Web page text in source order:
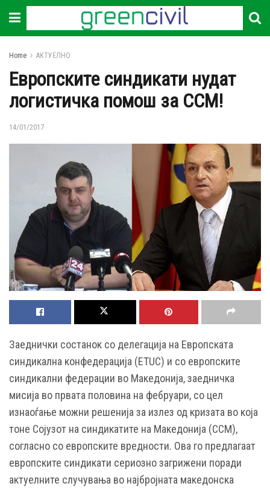
Home АКТУЕЛНО
Европските синдикати нудат
логистичка помош за ССМ!
14/01/2017
Заеднички состанок со делегација на Европската
синдикална конфедерација (ETUC) и со европските
синдикални федерации во Македонија, заедничка
мисија во првата половина на фебруари, со цел
изнаоѓање можни решенија за излез од кризата во која
тоне Сојузот на синдикатите на Македонија (ССМ),
согласно со европските вредности. Ова го предлагаат
европските синдикати сериозно загрижени поради
актуелните случувања во најбројната македонска